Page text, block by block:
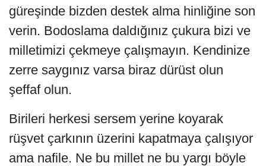
güreşinde bizden destek alma hinliğine son
verin. Bodoslama daldığınız çukura bizi ve
milletimizi çekmeye çalışmayın. Kendinize
zerre saygınız varsa biraz dürüst olun
şeffaf olun.
Birileri herkesi sersem yerine koyarak
rüşvet çarkının üzerini kapatmaya çalışıyor
ama nafile. Ne bu millet ne bu yargı böyle